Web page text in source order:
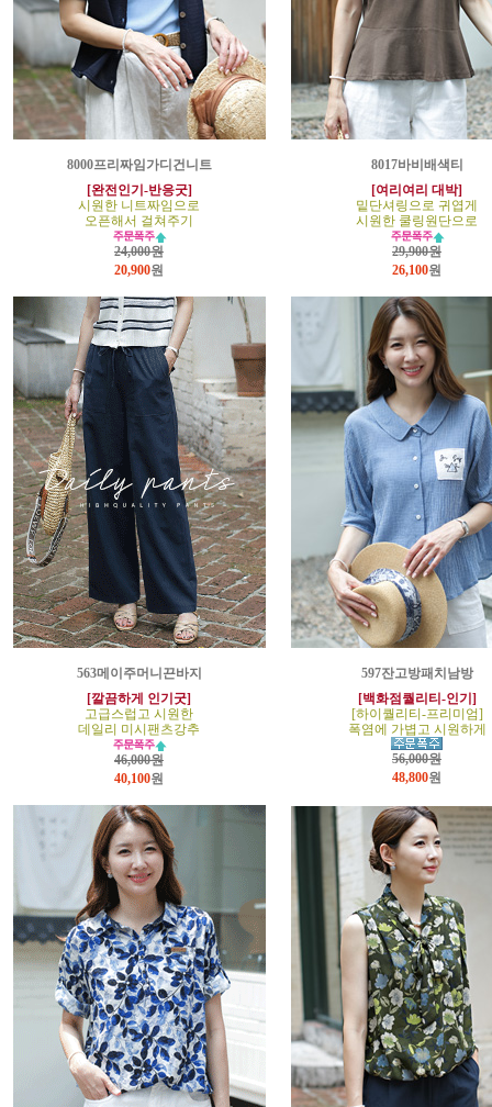
8000프리짜임가디건니트
[완전인기-반응굿]
시원한 니트짜임으로
오픈해서 걸쳐주기
24,000원
20,900원
8017바비배색티
[여리여리 대박]
밑단셔링으로 귀엽게
시원한 쿨링원단으로
29,900원
26,100원
563메이주머니끈바지
[깔끔하게 인기굿]
고급스럽고 시원한
데일리 미시팬츠강추
46,000원
40,100원
597잔고방패치남방
[백화점퀄리티-인기]
[하이퀄리티-프리미엄]
폭염에 가볍고 시원하게
56,000원
48,800원